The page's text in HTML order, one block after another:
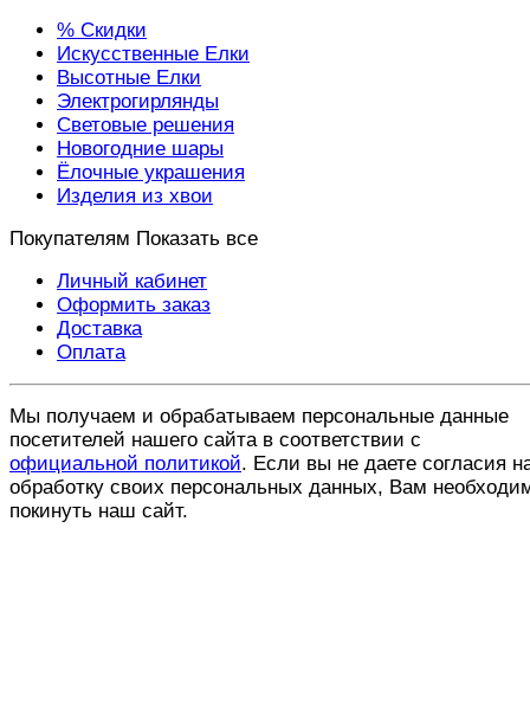
% Скидки
Искусственные Елки
Высотные Елки
Электрогирлянды
Световые решения
Новогодние шары
Ёлочные украшения
Изделия из хвои
Покупателям Показать все
Личный кабинет
Оформить заказ
Доставка
Оплата
Мы получаем и обрабатываем персональные данные
посетителей нашего сайта в соответствии с
официальной политикой. Если вы не даете согласия
обработку своих персональных данных, Вам
покинуть наш сайт.